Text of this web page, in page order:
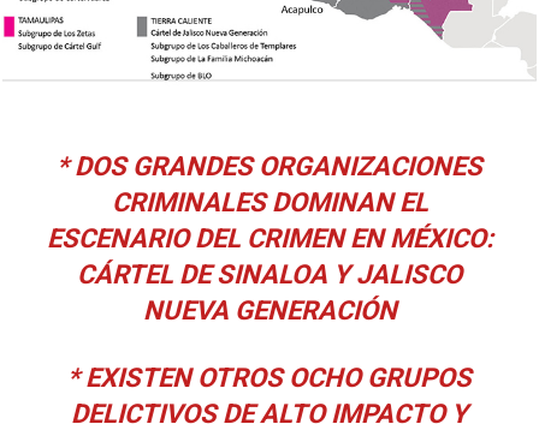
* DOS GRANDES ORGANIZACIONES
CRIMINALES DOMINAN EL
ESCENARIO DEL CRIMEN EN MÉXICO:
CÁRTEL DE SINALOA Y JALISCO
NUEVA GENERACIÓN
* EXISTEN OTROS OCHO GRUPOS
DELICTIVOS DE ALTO IMPACTO Y